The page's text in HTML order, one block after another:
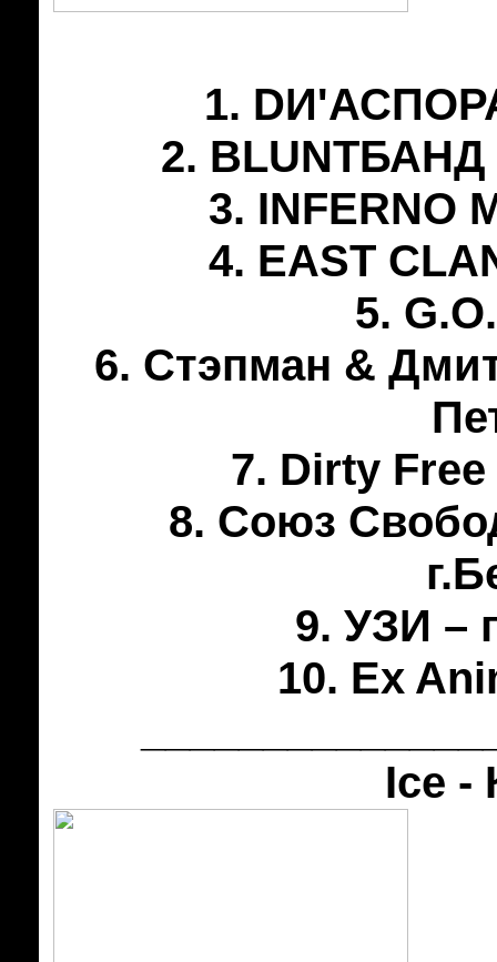
1.
2. BLUNTБАНД
3. INFERNO
4. EAST
5.
6. Стэпман &
7. Dirty Free
8. Союз
9. УЗИ –
10. Ex
Ice -